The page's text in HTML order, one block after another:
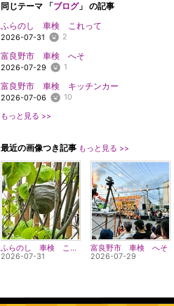
同じテーマ 「ブログ」 の記事
ふらのし 車検 これって
2026-07-31 2
富良野市 車検 へそ
2026-07-29 1
富良野市 車検 キッチンカー
2026-07-06 10
もっと見る >>
最近の画像つき記事 もっと見る >>
ふらのし 車検 これって
2026-07-31
富良野市 車検 へそ
2026-07-29